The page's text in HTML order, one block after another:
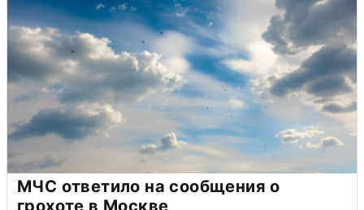
МЧС ответило на сообщения о
грохоте в Москве